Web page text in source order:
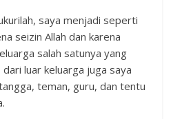
saya menjadi seperti
seizin Allah dan karena
salah satunya yang
luar keluarga juga saya
teman, guru, dan tentu